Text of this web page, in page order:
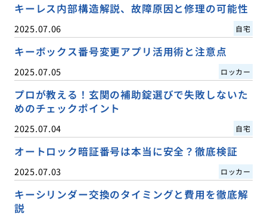
キーレス内部構造解説、故障原因と修理の可能性
2025.07.06 自宅
キーボックス番号変更アプリ活用術と注意点
2025.07.05 ロッカー
プロが教える！玄関の補助錠選びで失敗しないた
めのチェックポイント
2025.07.04 自宅
オートロック暗証番号は本当に安全？徹底検証
2025.07.03 ロッカー
キーシリンダー交換のタイミングと費用を徹底解
説